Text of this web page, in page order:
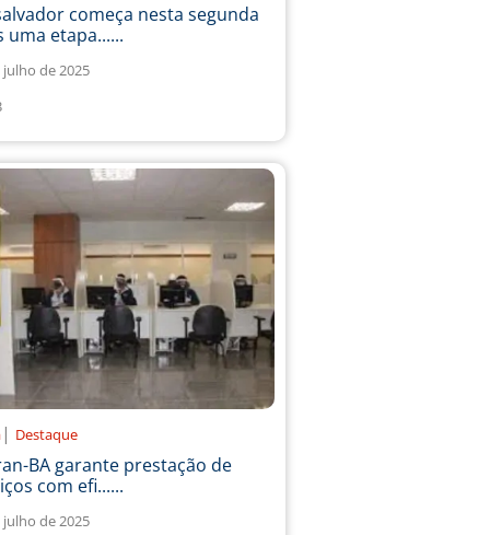
começa nesta segunda
uma etapa......
julho de 2025
| Destaque
BA garante prestação de
com efi......
julho de 2025